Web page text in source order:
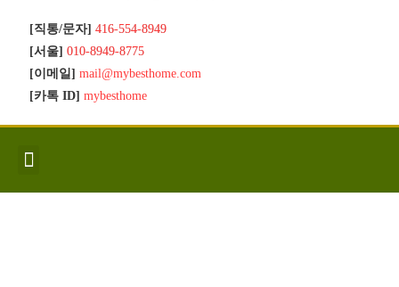
[직통/문자] 416-554-8949
[서울] 010-8949-8775
[이메일] mail@mybesthome.com
[카톡 ID] mybesthome